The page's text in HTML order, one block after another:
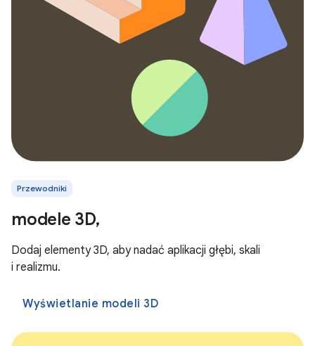
Przewodniki
modele 3D,
Dodaj elementy 3D, aby nadać aplikacji głębi, skali
i realizmu.
Wyświetlanie modeli 3D